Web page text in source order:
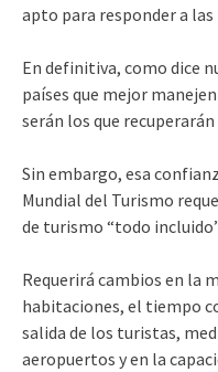
apto para responder a
En definitiva, como di­ce
países que mejor
serán los que
Sin embargo, esa
Mundial del Tu­rismo
de turismo “todo
Requerirá cambios en la
habitaciones, el tiempo
salida de los turistas,
aeropuertos y en la